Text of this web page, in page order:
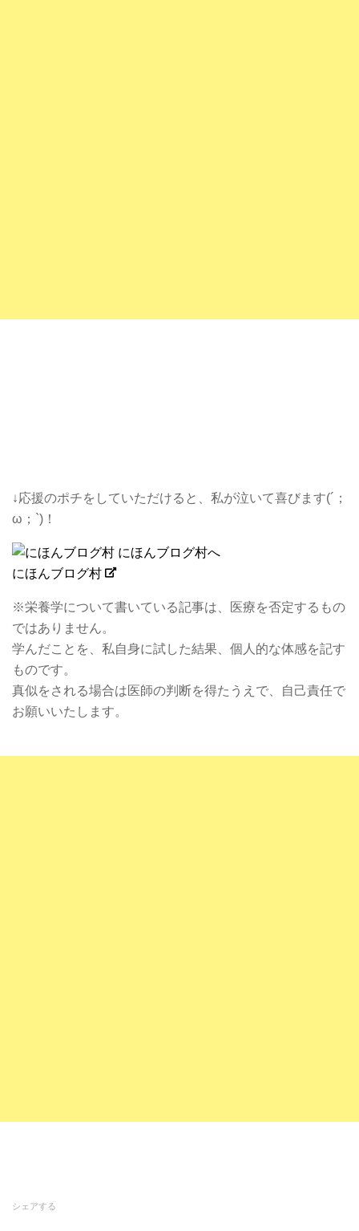
↓応援のポチをしていただけると、私が泣いて喜びます(´；
ω；`)！
にほんブログ村
※栄養学について書いている記事は、医療を否定するもの
ではありません。
学んだことを、私自身に試した結果、個人的な体感を記す
ものです。
真似をされる場合は医師の判断を得たうえで、自己責任で
お願いいたします。
シェアする